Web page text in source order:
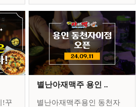
!꾸
별난아재맥주 용인 ..
별난아재맥주용인 동천자